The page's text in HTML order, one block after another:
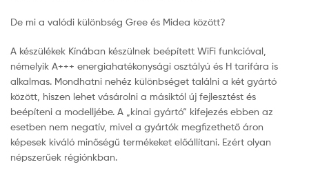
De mi a valódi különbség Gree és Midea között?
A készülékek Kínában készülnek beépített WiFi funkcióval,
némelyik A+++ energiahatékonysági osztályú és H tarifára is
alkalmas. Mondhatni nehéz különbséget találni a két gyártó
között, hiszen lehet vásárolni a másiktól új fejlesztést és
beépíteni a modelljébe. A „kínai gyártó“ kifejezés ebben az
esetben nem negatív, mivel a gyártók megfizethető áron
képesek kiváló minőségű termékeket előállítani. Ezért olyan
népszerűek régiónkban.